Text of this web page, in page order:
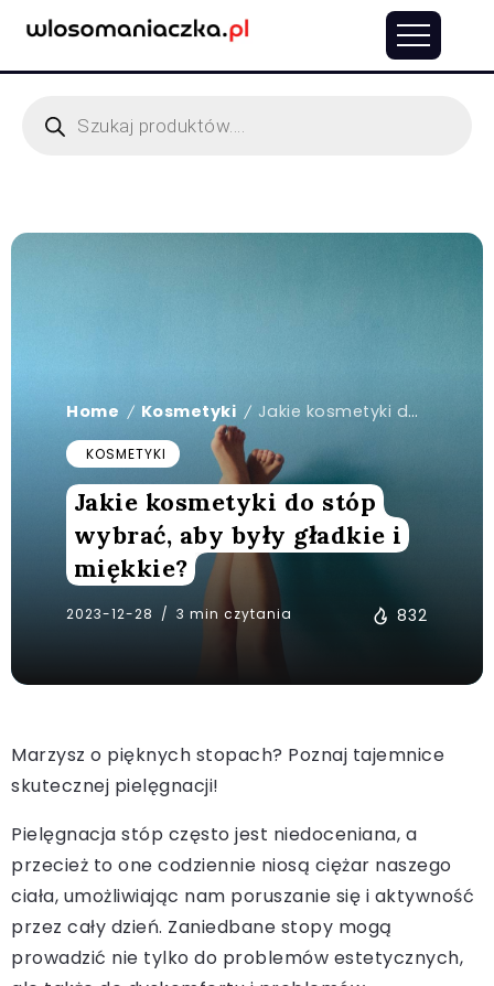
Home / Kosmetyki / Jakie kosmetyki do stóp wybrać, aby były gładkie i miękkie?
KOSMETYKI
Jakie kosmetyki do stóp
wybrać, aby były gładkie i
miękkie?
2023-12-28 3 min czytania 832
Marzysz o pięknych stopach? Poznaj tajemnice
skutecznej pielęgnacji!
Pielęgnacja stóp często jest niedoceniana, a
przecież to one codziennie niosą ciężar naszego
ciała, umożliwiając nam poruszanie się i aktywność
przez cały dzień. Zaniedbane stopy mogą
prowadzić nie tylko do problemów estetycznych,